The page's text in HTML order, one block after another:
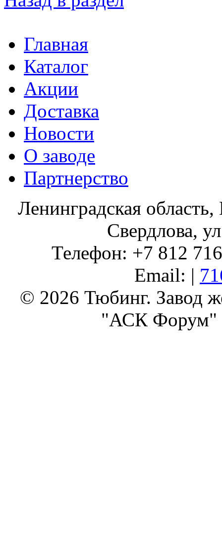
Главная
Каталог
Акции
Доставка
Новости
О заводе
Партнерство
Ленинградская
Свердлова,
Телефон: +7 812
Email: |
© 2026 Тюбинг. Завод
"АСК Форум"